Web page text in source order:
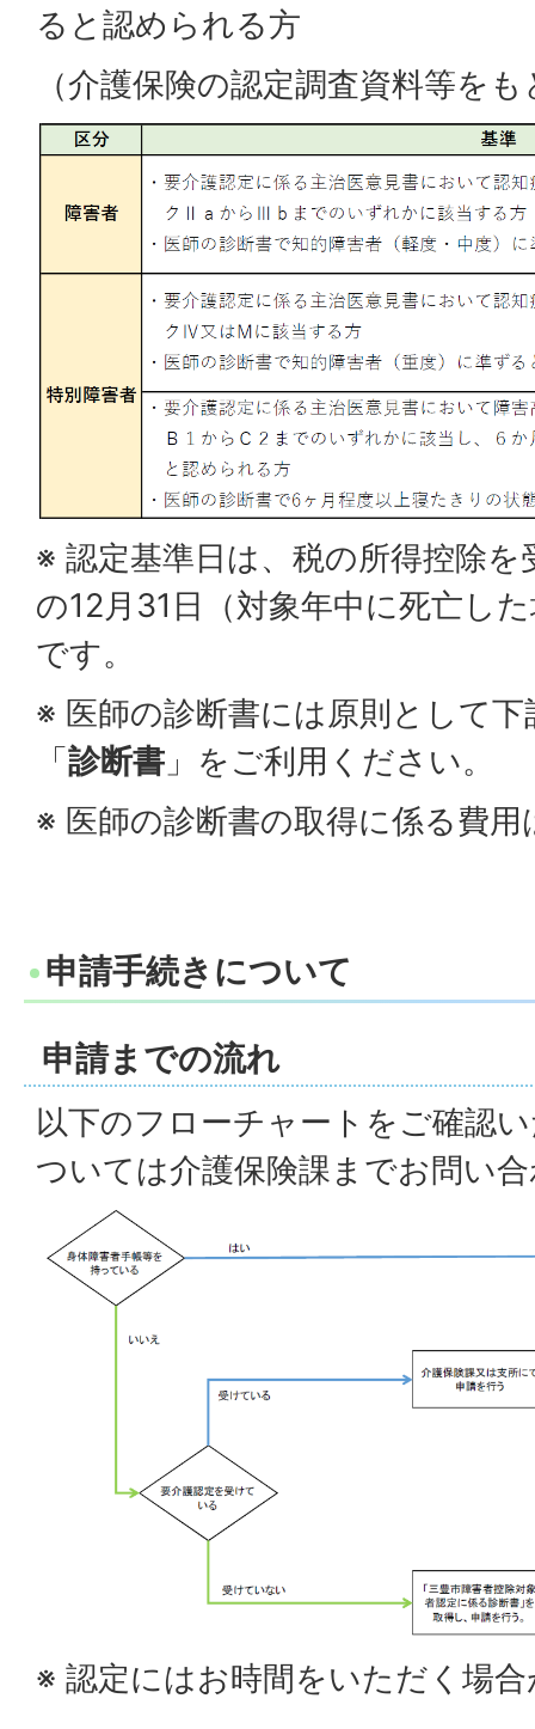
ると認められる方
（介護保険の認定調査資料等を
※ 認定基準日は、税の所得控除
の12月31日（対象年中に死亡し
です。
※ 医師の診断書には原則として下
「診断書 」をご利用ください。
※ 医師の診断書の取得に係る費用
申請手続きについて
申請までの流れ
以下のフローチャートをご確認
ついては介護保険課までお問い
※ 認定にはお時間をいただく場